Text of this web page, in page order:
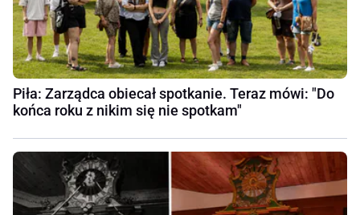
Piła: Zarządca obiecał spotkanie. Teraz mówi: "Do
końca roku z nikim się nie spotkam"